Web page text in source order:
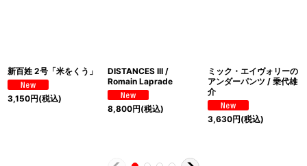
新百姓 2号「米をくう」
3,150円(税込)
DISTANCES III /
Romain Laprade
8,800円(税込)
ミック・エイヴォリーの
アンダーパンツ / 乗代雄
介
3,630円(税込)